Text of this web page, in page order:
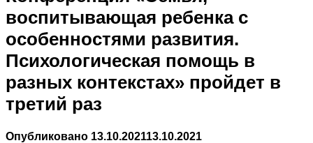
воспитывающая ребенка с
особенностями развития.
Психологическая помощь в
разных контекстах» пройдет в
третий раз
Опубликовано 13.10.202113.10.2021